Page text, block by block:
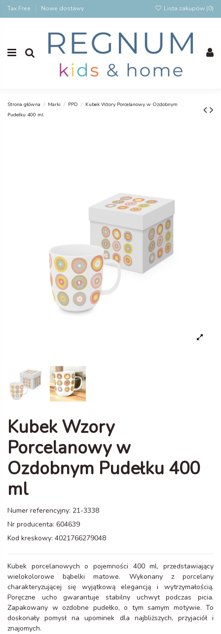
Tax Free Nowe dostawy Lista zakupów (0)
Strona główna Marki PPD
Kubek Wzory Porcelanowy w Ozdobnym
Pudełku 400 ml
Kubek Wzory
Porcelanowy w
Ozdobnym Pudełku 400
ml
Numer referencyjny: 21-3338
Nr producenta: 604639
Kod kreskowy: 4021766279048
Kubek porcelanowych o pojemności 400 ml, przedstawiający
wielokolorowe bąbelki matowe. Wykonany z porcelany
charakteryzującej się wyjątkową elegancją i wytrzymałością.
Poręczne ucho gwarantuje stabilny uchwyt podczas picia.
Zapakowany w ozdobne pudełko, o tym samym motywie. To
doskonały pomysł na upominek dla najbliższych, przyjaciół i
znajomych.